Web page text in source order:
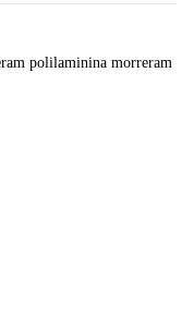
polilaminina morreram